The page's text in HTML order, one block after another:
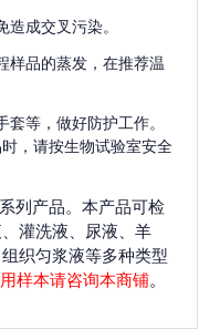
成交叉污染。
样品的蒸发，在推荐温
等，做好防护工作。
，请按生物试验室安全
列产品。本产品可检
灌洗液、尿液、羊
织匀浆液等多种类型
样本请咨询本商铺。